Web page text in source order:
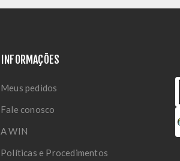
INFORMAÇÕES
Meus pedidos
Fale conosco
A WIN
Políticas e Procedimentos